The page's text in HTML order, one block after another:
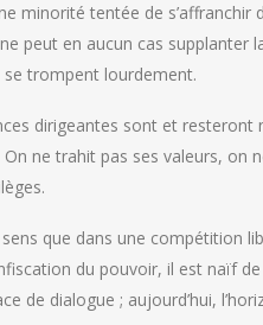
minorité tentée de s’affranchir
peut en aucun cas
se trompent lourdement.
dirigeantes sont et
On ne trahit pas ses valeurs,
sens que dans une
du pouvoir, il est naïf
de dialogue ; aujourd’hui,